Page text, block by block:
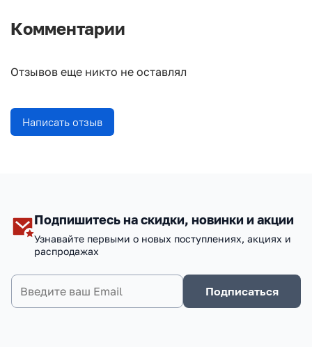
Комментарии
Отзывов еще никто не оставлял
Написать отзыв
Подпишитесь на скидки, новинки и акции
Узнавайте первыми о новых поступлениях, акциях и
распродажах
Подписаться